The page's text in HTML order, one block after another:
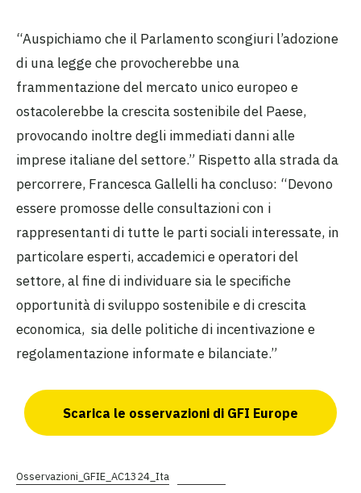
“Auspichiamo che il Parlamento scongiuri l’adozione
di una legge che provocherebbe una
frammentazione del mercato unico europeo e
ostacolerebbe la crescita sostenibile del Paese,
provocando inoltre degli immediati danni alle
imprese italiane del settore.” Rispetto alla strada da
percorrere, Francesca Gallelli ha concluso: “Devono
essere promosse delle consultazioni con i
rappresentanti di tutte le parti sociali interessate, in
particolare esperti, accademici e operatori del
settore, al fine di individuare sia le specifiche
opportunità di sviluppo sostenibile e di crescita
economica, sia delle politiche di incentivazione e
regolamentazione informate e bilanciate.”
Scarica le osservazioni di GFI Europe
Osservazioni_GFIE_AC1324_Ita